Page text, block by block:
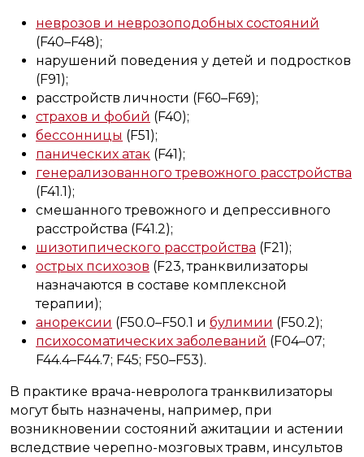
неврозов и неврозоподобных состояний
(F40–F48);
нарушений поведения у детей и подростков
(F91);
расстройств личности (F60–F69);
страхов и фобий (F40);
бессонницы (F51);
панических атак (F41);
генерализованного тревожного расстройства
(F41.1);
смешанного тревожного и депрессивного
расстройства (F41.2);
шизотипического расстройства (F21);
острых психозов (F23, транквилизаторы
назначаются в составе комплексной
терапии);
анорексии (F50.0–F50.1 и булимии (F50.2);
психосоматических заболеваний (F04–07;
F44.4–F44.7; F45; F50–F53).
В практике врача-невролога транквилизаторы
могут быть назначены, например, при
возникновении состояний ажитации и астении
вследствие черепно-мозговых травм, инсультов